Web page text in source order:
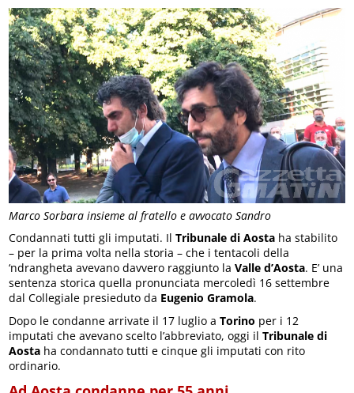
Marco Sorbara insieme al fratello e avvocato Sandro
Condannati tutti gli imputati. IlTribunale di Aosta ha stabilito
– per la prima volta nella storia – che i tentacoli della
‘ndrangheta avevano davvero raggiunto laValle d’Aosta. E’ una
sentenza storica quella pronunciata mercoledì 16 settembre
dal Collegiale presieduto da Eugenio Gramola.
Dopo le condanne arrivate il 17 luglio aTorino per i 12
imputati che avevano scelto l’abbreviato, oggi ilTribunale di
Aosta ha condannato tutti e cinque gli imputati con rito
ordinario.